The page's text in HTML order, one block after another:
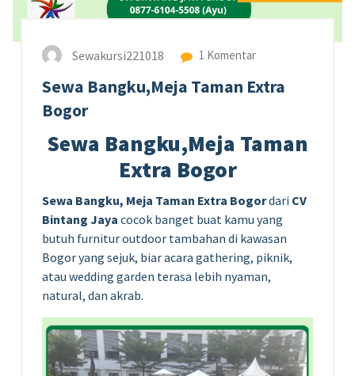
Sewakursi221018 1 Komentar
Sewa Bangku,Meja Taman Extra
Bogor
Sewa Bangku,Meja Taman
Extra Bogor
Sewa Bangku, Meja Taman Extra Bogordari CV
Bintang Jaya cocok banget buat kamu yang
butuh furnitur outdoor tambahan di kawasan
Bogor yang sejuk, biar acara gathering, piknik,
atau wedding garden terasa lebih nyaman,
natural, dan akrab.